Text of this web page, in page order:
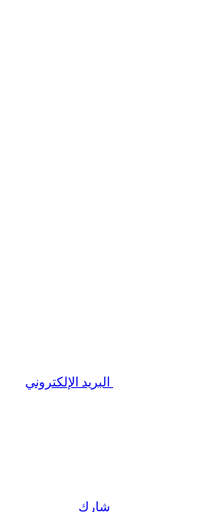
البريد الإلكتروني
شارك